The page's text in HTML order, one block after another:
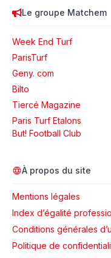
Le groupe Matchem
Week End Turf
ParisTurf
Geny. com
Bilto
Tiercé Magazine
Paris Turf Etalons
But! Football Club
À propos du site
Mentions légales
Index d’égalité
Conditions générales
Politique de